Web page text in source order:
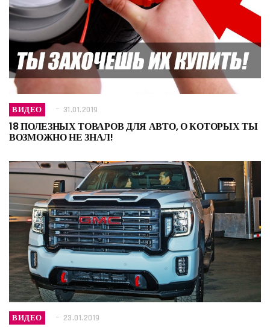
ВИДЕО 31.01.2019
18 ПОЛЕЗНЫХ ТОВАРОВ ДЛЯ АВТО, О КОТОРЫХ ТЫ
ВОЗМОЖНО НЕ ЗНАЛ!
ВИДЕО 23.01.2019